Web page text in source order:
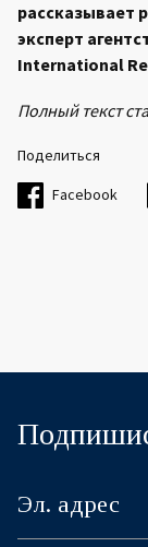
рассказывает
эксперт
International
Полный текст
Поделиться
Facebook